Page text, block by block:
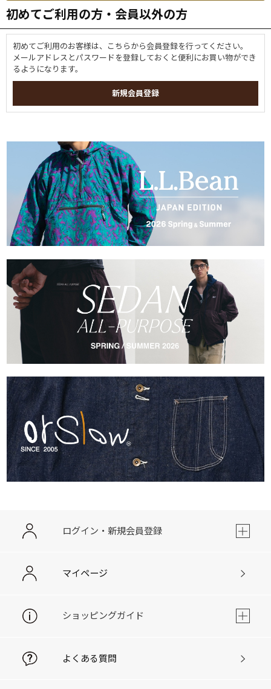
初めてご利用の方・会員以外の方
初めてご利用のお客様は、こちらから会員登録を行ってください。
メールアドレスとパスワードを登録しておくと便利にお買い物ができ
るようになります。
ログイン・新規会員登録
マイページ
ショッピングガイド
よくある質問